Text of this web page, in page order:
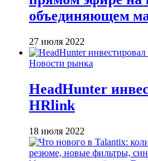
объединяющем
27 июля 2022
Новости рынка
HeadHunter
HRlink
18 июля 2022